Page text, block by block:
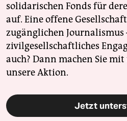
solidarischen Fonds für
auf. Eine offene
zugänglichen Journalismus
zivilgesellschaftliches
auch? Dann machen Sie
unsere Aktion.
Jetzt